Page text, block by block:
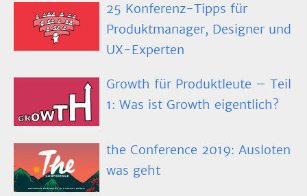
25 Konferenz-Tipps für
Produktmanager, Designer und
UX-Experten
Growth für Produktleute – Teil
1: Was ist Growth eigentlich?
the Conference 2019: Ausloten
was geht